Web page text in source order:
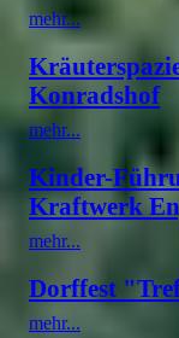
mehr...
Konradshof
mehr...
Kinder-
Kraftwerk
mehr...
Dorffest
mehr...